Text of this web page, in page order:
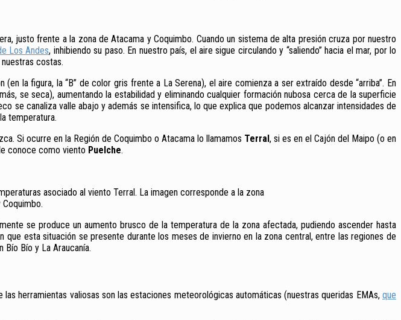
justo frente a la zona de Atacama y Coquimbo. Cuando un sistema de alta presión cruza por nuestro
Los Andes, inhibiendo su paso. En nuestro país, el aire sigue circulando y “saliendo” hacia el mar, por lo
costas.
(en la figura, la “B” de color gris frente a La Serena), el aire comienza a ser extraído desde “arriba”. En
se seca), aumentando la estabilidad y eliminando cualquier formación nubosa cerca de la superficie
se canaliza valle abajo y además se intensifica, lo que explica que podemos alcanzar intensidades de
temperatura.
Si ocurre en la Región de Coquimbo o Atacama lo llamamos Terral, si es en el Cajón del Maipo (o en
conoce como viento Puelche.
asociado al viento Terral. La imagen corresponde a la zona
se produce un aumento brusco de la temperatura de la zona afectada, pudiendo ascender hasta
esta situación se presente durante los meses de invierno en la zona central, entre las regiones de
Bío Bío y La Araucanía.
herramientas valiosas son las estaciones meteorológicas automáticas (nuestras queridas EMAs, que